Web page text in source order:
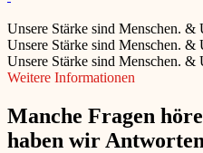
Unsere Stärke sind Menschen. &
Unsere Stärke sind Menschen. &
Unsere Stärke sind Menschen. &
Weitere Informationen
Manche Fragen
haben wir